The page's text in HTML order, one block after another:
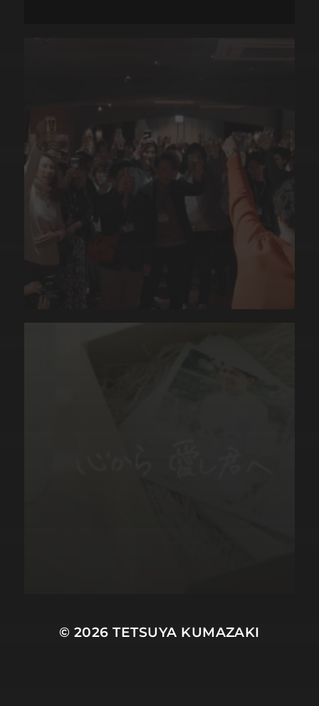
© 2026TETSUYA KUMAZAKI